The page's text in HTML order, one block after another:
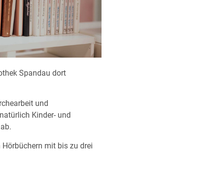
Spandau dort
und
Kinder- und
mit bis zu drei